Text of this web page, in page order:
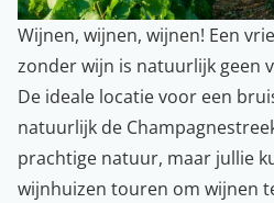
Wijnen, wijnen, wijnen! Een
zonder wijn is natuurlijk geen
De ideale locatie voor een
natuurlijk de
prachtige natuur, maar jullie
wijnhuizen touren om wijnen